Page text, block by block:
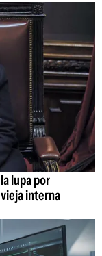
lupa por
interna